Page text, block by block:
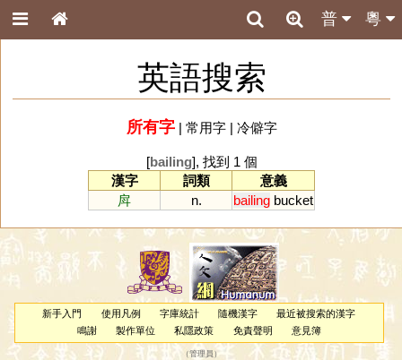
粵
普
英語搜索
所有字| 常用字| 冷僻字
[bailing], 找到 1 個
漢字
詞類
意義
戽
n. bailing bucket
新手入門 使用凡例 字庫統計 隨機漢字
最近被搜索的漢字
鳴謝
製作單位 私隱政策 免責聲明 意見簿
（管理員 ）